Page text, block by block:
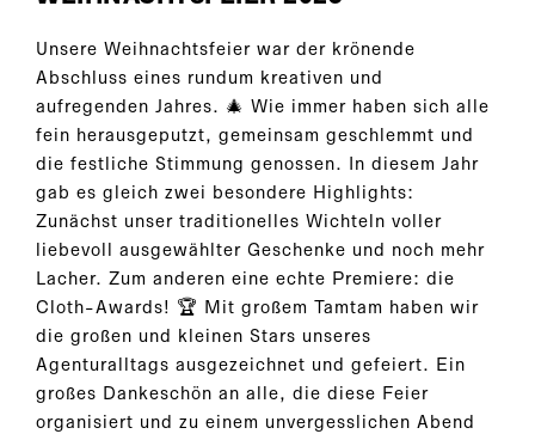
Unsere Weihnachtsfeier war der krönende
Abschluss eines rundum kreativen und
aufregenden Jahres. 🎄 Wie immer haben sich alle
fein herausgeputzt, gemeinsam geschlemmt und
die festliche Stimmung genossen. In diesem Jahr
gab es gleich zwei besondere Highlights:
Zunächst unser traditionelles Wichteln voller
liebevoll ausgewählter Geschenke und noch mehr
Lacher. Zum anderen eine echte Premiere: die
Cloth-Awards! 🏆 Mit großem Tamtam haben wir
die großen und kleinen Stars unseres
Agenturalltags ausgezeichnet und gefeiert. Ein
großes Dankeschön an alle, die diese Feier
organisiert und zu einem unvergesslichen Abend